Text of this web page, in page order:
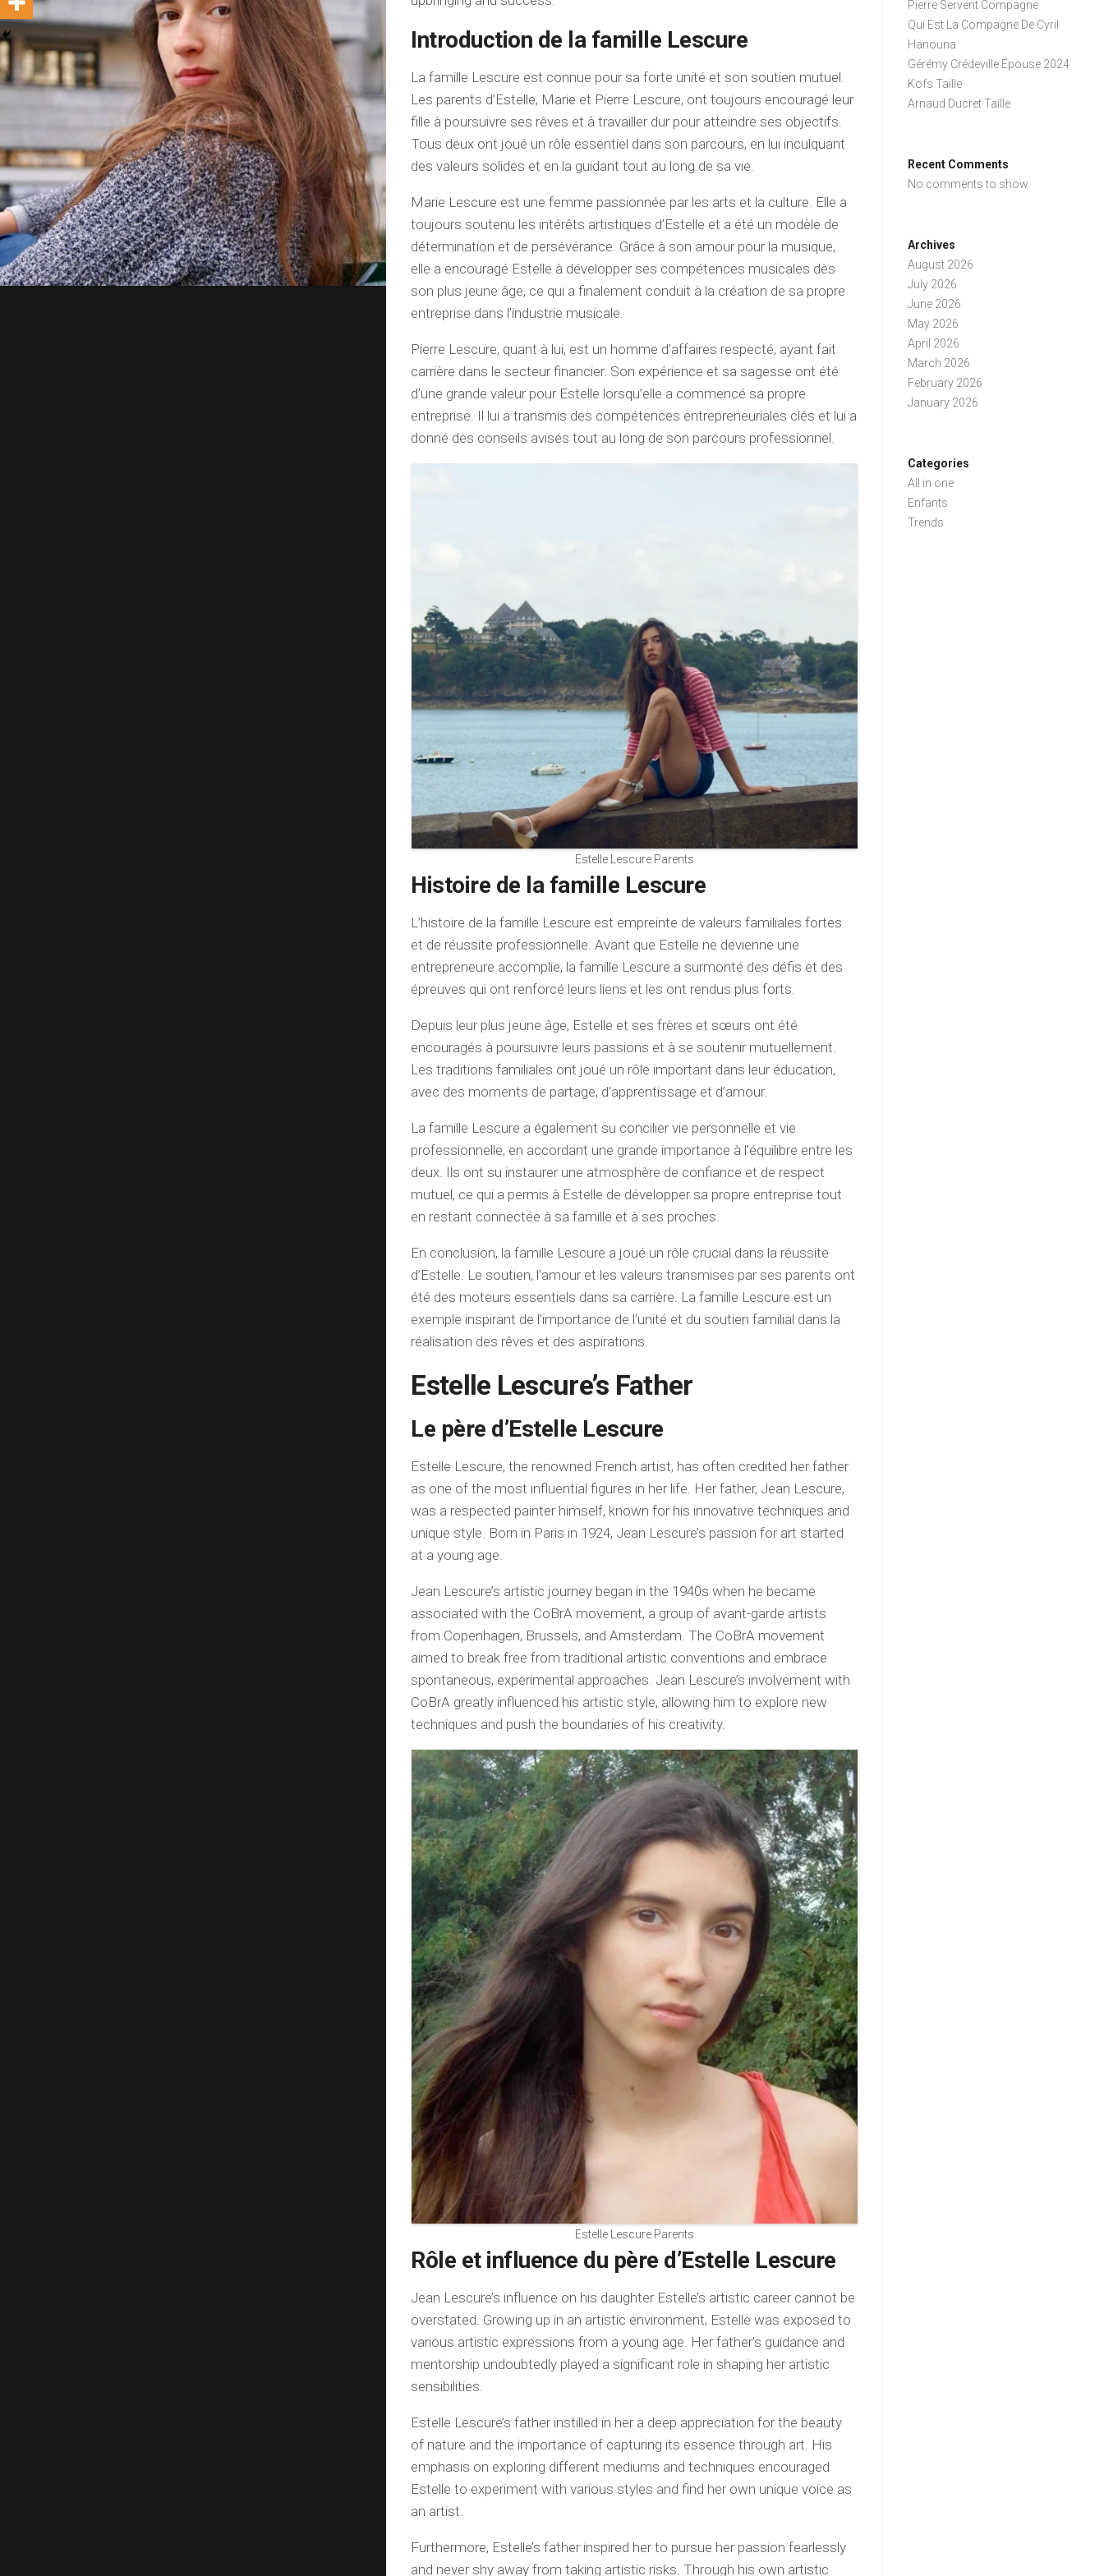
Introduction de la famille Lescure
La famille Lescure est connue pour sa forte unité et son soutien mutuel.
Les parents d’Estelle, Marie et Pierre Lescure, ont toujours encouragé leur
fille à poursuivre ses rêves et à travailler dur pour atteindre ses objectifs.
Tous deux ont joué un rôle essentiel dans son parcours, en lui inculquant
des valeurs solides et en la guidant tout au long de sa vie.
Marie Lescure est une femme passionnée par les arts et la culture. Elle a
toujours soutenu les intérêts artistiques d’Estelle et a été un modèle de
détermination et de persévérance. Grâce à son amour pour la musique,
elle a encouragé Estelle à développer ses compétences musicales dès
son plus jeune âge, ce qui a finalement conduit à la création de sa propre
entreprise dans l’industrie musicale.
Pierre Lescure, quant à lui, est un homme d’affaires respecté, ayant fait
carrière dans le secteur financier. Son expérience et sa sagesse ont été
d’une grande valeur pour Estelle lorsqu’elle a commencé sa propre
entreprise. Il lui a transmis des compétences entrepreneuriales clés et lui a
donné des conseils avisés tout au long de son parcours professionnel.
Estelle Lescure Parents
Histoire de la famille Lescure
L’histoire de la famille Lescure est empreinte de valeurs familiales fortes
et de réussite professionnelle. Avant que Estelle ne devienne une
entrepreneure accomplie, la famille Lescure a surmonté des défis et des
épreuves qui ont renforcé leurs liens et les ont rendus plus forts.
Depuis leur plus jeune âge, Estelle et ses frères et sœurs ont été
encouragés à poursuivre leurs passions et à se soutenir mutuellement.
Les traditions familiales ont joué un rôle important dans leur éducation,
avec des moments de partage, d’apprentissage et d’amour.
La famille Lescure a également su concilier vie personnelle et vie
professionnelle, en accordant une grande importance à l’équilibre entre les
deux. Ils ont su instaurer une atmosphère de confiance et de respect
mutuel, ce qui a permis à Estelle de développer sa propre entreprise tout
en restant connectée à sa famille et à ses proches.
En conclusion, la famille Lescure a joué un rôle crucial dans la réussite
d’Estelle. Le soutien, l’amour et les valeurs transmises par ses parents ont
été des moteurs essentiels dans sa carrière. La famille Lescure est un
exemple inspirant de l’importance de l’unité et du soutien familial dans la
réalisation des rêves et des aspirations.
Estelle Lescure’s Father
Le père d’Estelle Lescure
Estelle Lescure, the renowned French artist, has often credited her father
as one of the most influential figures in her life. Her father, Jean Lescure,
was a respected painter himself, known for his innovative techniques and
unique style. Born in Paris in 1924, Jean Lescure’s passion for art started
at a young age.
Jean Lescure’s artistic journey began in the 1940s when he became
associated with the CoBrA movement, a group of avant-garde artists
from Copenhagen, Brussels, and Amsterdam. The CoBrA movement
aimed to break free from traditional artistic conventions and embrace
spontaneous, experimental approaches. Jean Lescure’s involvement with
CoBrA greatly influenced his artistic style, allowing him to explore new
techniques and push the boundaries of his creativity.
Estelle Lescure Parents
Rôle et influence du père d’Estelle Lescure
Jean Lescure’s influence on his daughter Estelle’s artistic career cannot be
overstated. Growing up in an artistic environment, Estelle was exposed to
various artistic expressions from a young age. Her father’s guidance and
mentorship undoubtedly played a significant role in shaping her artistic
sensibilities.
Estelle Lescure’s father instilled in her a deep appreciation for the beauty
of nature and the importance of capturing its essence through art. His
emphasis on exploring different mediums and techniques encouraged
Estelle to experiment with various styles and find her own unique voice as
an artist.
Furthermore, Estelle’s father inspired her to pursue her passion fearlessly
and never shy away from taking artistic risks. Through his own artistic
Pierre Servent Compagne
Qui Est La Compagne De Cyril
Hanouna
Gérémy Crédeville Épouse 2024
Kofs Taille
Arnaud Ducret Taille
Recent Comments
No comments to show.
Archives
August 2026
July 2026
June 2026
May 2026
April 2026
March 2026
February 2026
January 2026
Categories
All in one
Enfants
Trends